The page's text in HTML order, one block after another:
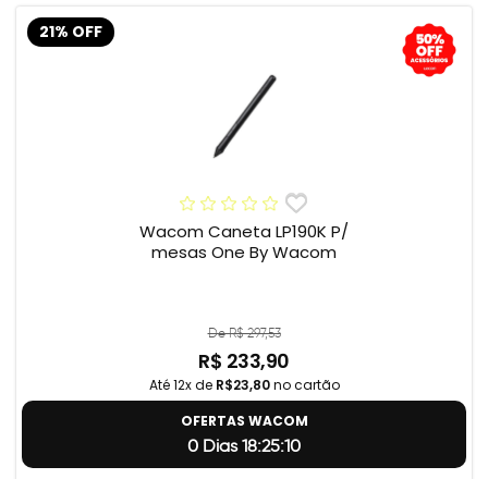
21% OFF
Wacom Caneta LP190K P/
mesas One By Wacom
De R$ 297,53
R$ 233,90
Até 12x de R$23,80no cartão
OFERTAS WACOM
0 Dias 18:25:9